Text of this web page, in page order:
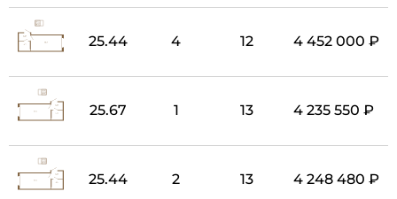
25.44 4 12 4 452 000 ₽
25.67 1 13 4 235 550 ₽
25.44 2 13 4 248 480 ₽